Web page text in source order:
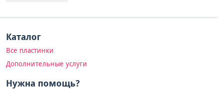
Каталог
Все пластинки
Дополнительные услуги
Нужна помощь?